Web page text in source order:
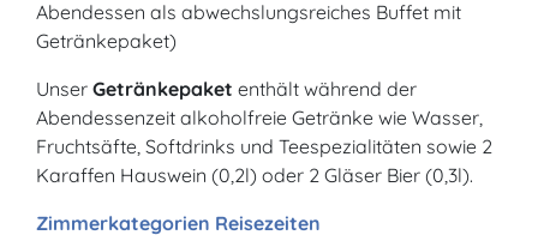
Abendessen als abwechslungsreiches Buffet mit
Getränkepaket)
Unser Getränkepaket enthält während der
Abendessenzeit alkoholfreie Getränke wie Wasser,
Fruchtsäfte, Softdrinks und Teespezialitäten sowie 2
Karaffen Hauswein (0,2l) oder 2 Gläser Bier (0,3l).
Zimmerkategorien Reisezeiten